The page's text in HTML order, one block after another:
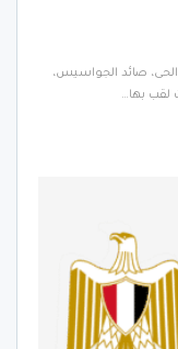
صائد الجواسيس،
لقب بها…